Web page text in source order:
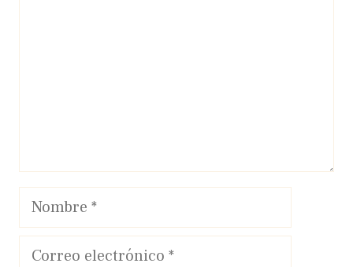
Nombre
Correo